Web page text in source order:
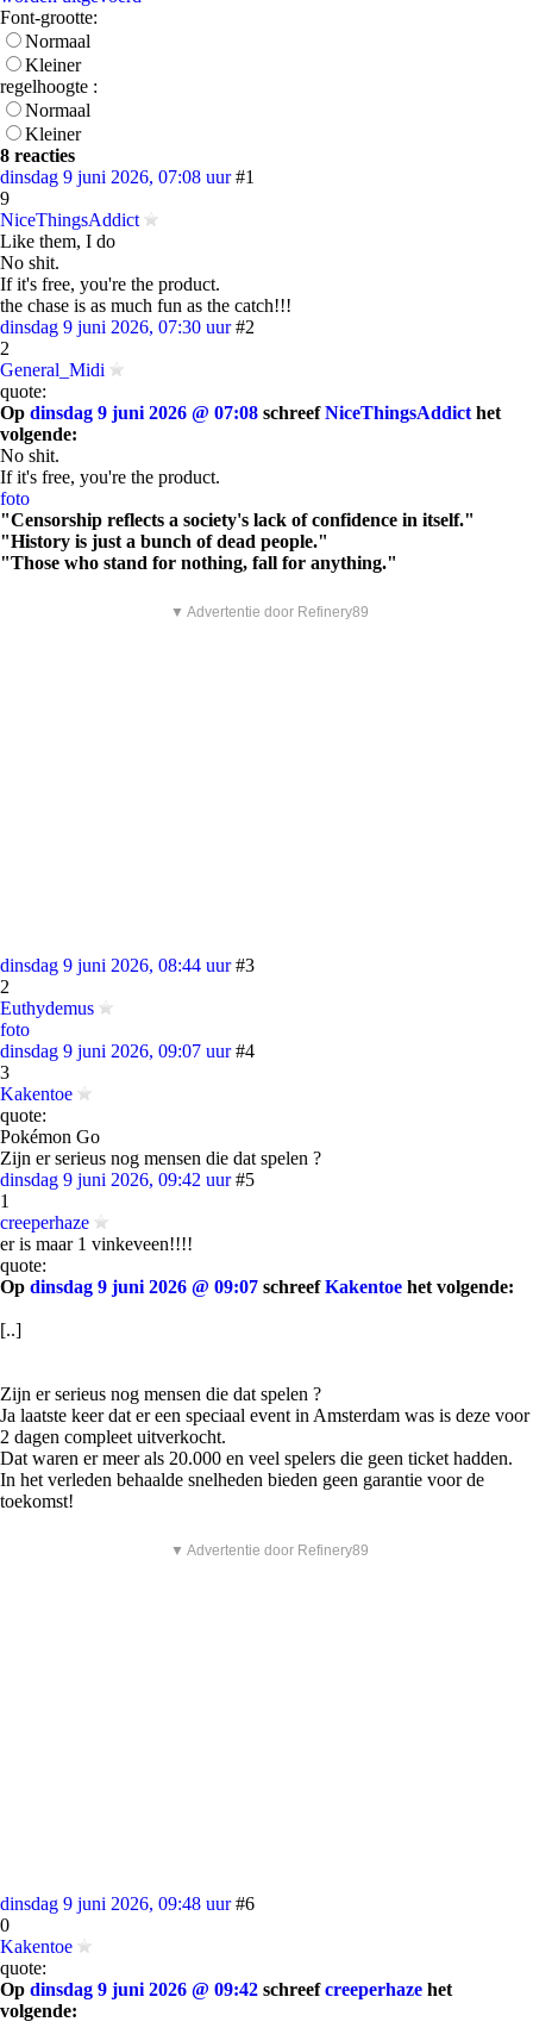
Font-grootte:
Normaal
Kleiner
regelhoogte :
Normaal
Kleiner
8 reacties
dinsdag 9 juni 2026, 07:08 uur #1
9
NiceThingsAddict
Like them, I do
No shit.
If it's free, you're the product.
the chase is as much fun as the catch!!!
dinsdag 9 juni 2026, 07:30 uur #2
2
General_Midi
quote:
Op dinsdag 9 juni 2026 @ 07:08 schreefNiceThingsAddict het
volgende:
No shit.
If it's free, you're the product.
foto
"Censorship reflects a society's lack of confidence in itself."
"History is just a bunch of dead people."
"Those who stand for nothing, fall for anything."
▼ Advertentie door Refinery89
dinsdag 9 juni 2026, 08:44 uur #3
2
Euthydemus
foto
dinsdag 9 juni 2026, 09:07 uur #4
3
Kakentoe
quote:
Pokémon Go
Zijn er serieus nog mensen die dat spelen ?
dinsdag 9 juni 2026, 09:42 uur #5
1
creeperhaze
er is maar 1 vinkeveen!!!!
quote:
Op dinsdag 9 juni 2026 @ 09:07 schreefKakentoe het volgende:
[..]
Zijn er serieus nog mensen die dat spelen ?
Ja laatste keer dat er een speciaal event in Amsterdam was is deze voor
2 dagen compleet uitverkocht.
Dat waren er meer als 20.000 en veel spelers die geen ticket hadden.
In het verleden behaalde snelheden bieden geen garantie voor de
toekomst!
▼ Advertentie door Refinery89
dinsdag 9 juni 2026, 09:48 uur #6
0
Kakentoe
quote:
Op dinsdag 9 juni 2026 @ 09:42 schreefcreeperhaze het
volgende: